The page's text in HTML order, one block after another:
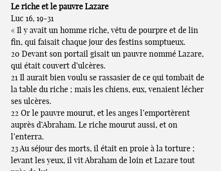
Le riche et le pauvre Lazare
Luc 16, 19-31
« Il y avait un homme riche, vêtu de pourpre et de lin
fin, qui faisait chaque jour des festins somptueux.
20 Devant son portail gisait un pauvre nommé Lazare,
qui était couvert d’ulcères.
21 Il aurait bien voulu se rassasier de ce qui tombait de
la table du riche ; mais les chiens, eux, venaient lécher
ses ulcères.
22 Or le pauvre mourut, et les anges l’emportèrent
auprès d’Abraham. Le riche mourut aussi, et on
l’enterra.
23 Au séjour des morts, il était en proie à la torture ;
levant les yeux, il vit Abraham de loin et Lazare tout